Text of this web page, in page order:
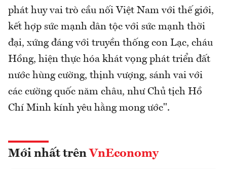
phát huy vai trò cầu nối Việt Nam với thế giới,
kết hợp sức mạnh dân tộc với sức mạnh thời
đại, xứng đáng với truyền thống con Lạc, cháu
Hồng, hiện thực hóa khát vọng phát triển đất
nước hùng cường, thịnh vượng, sánh vai với
các cường quốc năm châu, như Chủ tịch Hồ
Chí Minh kính yêu hằng mong ước".
Mới nhất trên VnEconomy